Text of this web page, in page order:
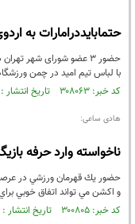
حتمابایددرامارات به
با لباس تیم امید در چمن
کد خبر: ۳۰۸۰۶۳ تاریخ انتشار : ۱۳۹۴/۰۸/۲۴
هادی ساعی:
ناخواسته وارد حرفه
حضور يك قهرمان ورزشي در
و اكشن مي تواند اتفاق خوبي
کد خبر: ۳۰۰۸۰۵ تاریخ انتشار : ۱۳۹۴/۰۷/۲۶